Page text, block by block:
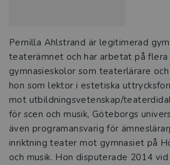
Pernilla Ahlstrand är legitimerad
teaterämnet och har arbetat på flera
gymnasieskolor som teaterlärare
hon som lektor i estetiska
mot utbildningsvetenskap/
för scen och musik, Göteborgs
även programansvarig för
inriktning teater mot gymnasiet på
och musik. Hon disputerade 2014